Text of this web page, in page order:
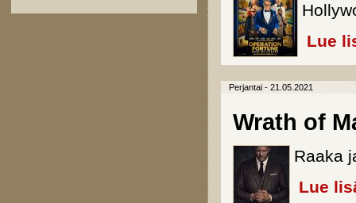
Lue
Perjantai - 21.05.2021
Wrath of
Raaka
Lue